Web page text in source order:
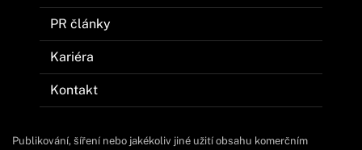
PR články
Kariéra
Kontakt
Publikování, šíření nebo jakékoliv jiné užití obsahu komerčním